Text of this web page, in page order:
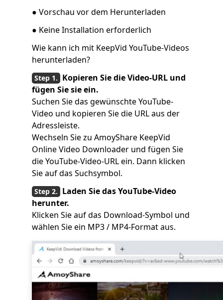
● Vorschau vor dem Herunterladen
● Keine Installation erforderlich
Wie kann ich mit KeepVid YouTube-Videos
herunterladen?
Kopieren Sie die Video-URL und
fügen Sie sie ein.
Suchen Sie das gewünschte YouTube-
Video und kopieren Sie die URL aus der
Adressleiste.
Wechseln Sie zu AmoyShare KeepVid
Online Video Downloader und fügen Sie
die YouTube-Video-URL ein. Dann klicken
Sie auf das Suchsymbol.
Laden Sie das YouTube-Video
herunter.
Klicken Sie auf das Download-Symbol und
wählen Sie ein MP3 / MP4-Format aus.